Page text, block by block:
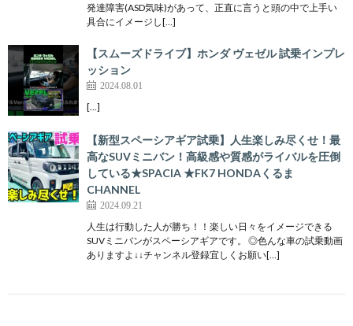
発達障害(ASD気味)があって、正直に言うと頭の中で上手い
具合にイメージし[…]
【スムーズドライブ】ホンダ ヴェゼル 試乗インプレ
ッション
2024.08.01
[…]
【新型スペーシアギア試乗】人生楽しみ尽くせ！最
高なSUVミニバン！高級感や質感がライバルを圧倒
している★SPACIA ★FK7 HONDAくるま
CHANNEL
2024.09.21
人生は行動した人が勝ち！！楽しい日々をイメージできる
SUVミニバンがスペーシアギアです。 ◎色んな車の試乗動画
ありますよ↓↓チャンネル登録宜しくお願い[…]